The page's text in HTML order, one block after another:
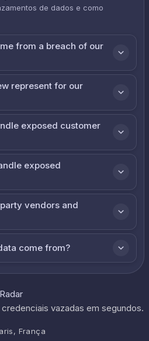
de dados e como
from a breach of our
represent for our
exposed customer
exposed
vendors and
come from?
vazadas em segundos.
França